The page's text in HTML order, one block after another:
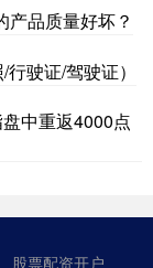
品质量好坏？
驶证/驾驶证）
中重返4000点
股票配资开户